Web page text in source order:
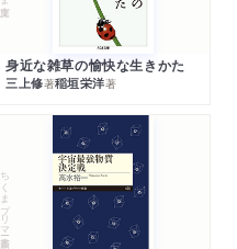
身近な雑草の愉快な生きかた
三上修著稲垣栄洋著
ちくまプリマー新書